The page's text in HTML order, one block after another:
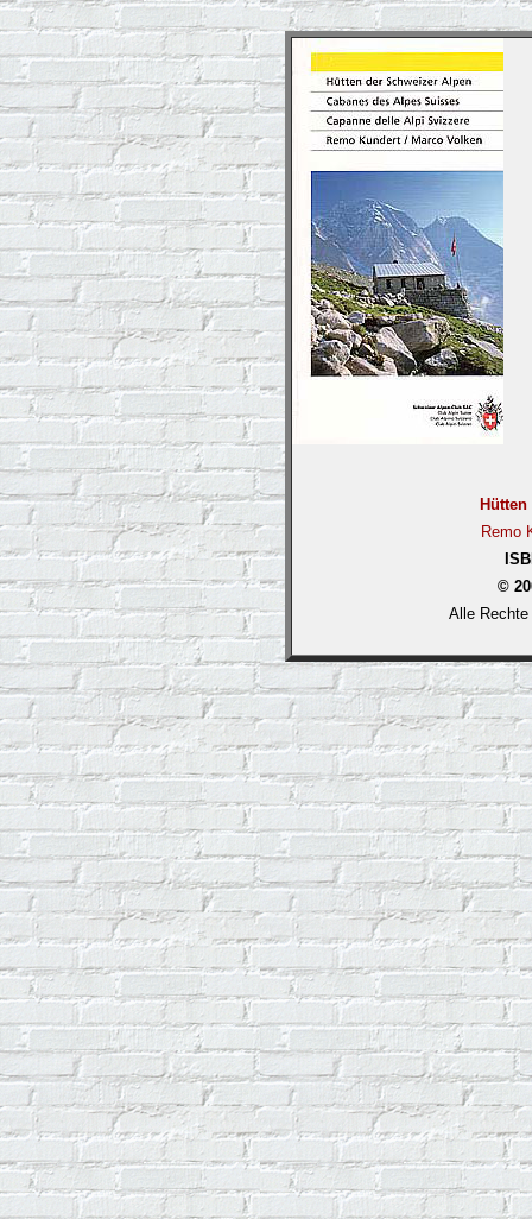
Remo
©
Alle Rechte